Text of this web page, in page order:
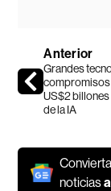
Anterior
Grandes
US$2 billones
de la IA
noticias